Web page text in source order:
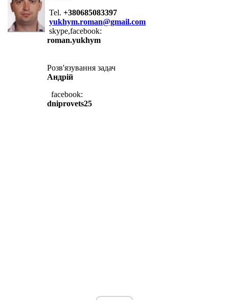
Tel. +380685083397
yukhym.roman@gmail.com
skype,facebook:
roman.yukhym
Розв'язування задач
Андрій
facebook:
dniprovets25